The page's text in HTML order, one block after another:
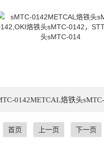
首页 上一页 下一页